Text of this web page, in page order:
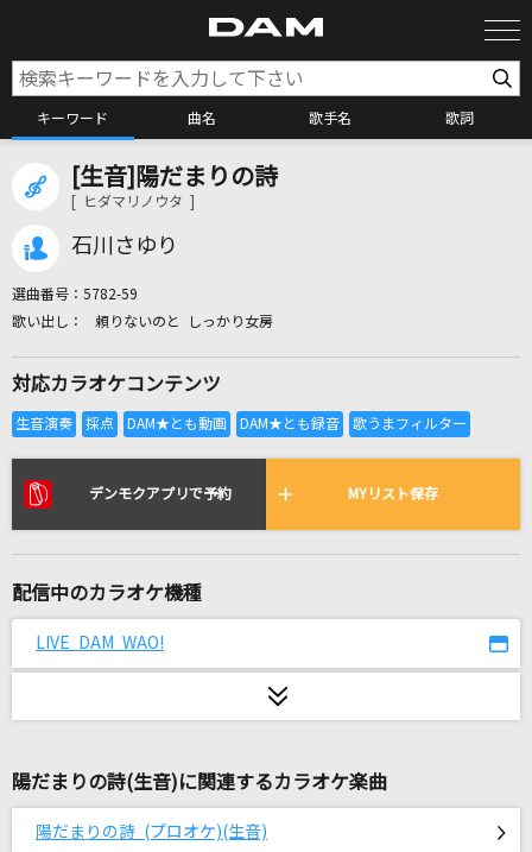
キーワード 曲名 歌手名 歌詞
カラオケ検索
全国りれき
リアルタイムで歌われている曲の一覧
夢見る恋人たち
愛のかたまり
ここに帰ってきて
SixTONES
[生音]陽だまりの詩
[ ヒダマリノウタ ]
石川さゆり
選曲番号： 5782-59
頼りないのと しっかり女房
対応カラオケコンテンツ
デンモクアプリで予約 MYリスト保存
配信中のカラオケ機種
LIVE DAM WAO!
陽だまりの詩(生音)に関連するカラオケ楽曲
陽だまりの詩 (プロオケ)(生音)